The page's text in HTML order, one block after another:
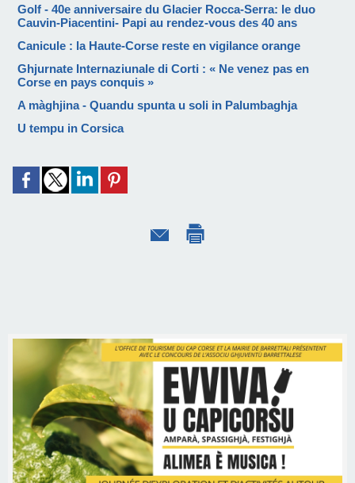
Golf - 40e anniversaire du Glacier Rocca-Serra: le duo
Cauvin-Piacentini- Papi au rendez-vous des 40 ans
Canicule : la Haute-Corse reste en vigilance orange
Ghjurnate Internaziunale di Corti : « Ne venez pas en
Corse en pays conquis »
A màghjina - Quandu spunta u soli in Palumbaghja
U tempu in Corsica